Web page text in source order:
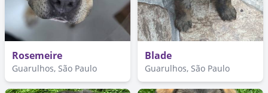
Rosemeire
Guarulhos, São Paulo
Blade
Guarulhos, São Paulo